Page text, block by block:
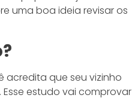
uma boa ideia revisar os
acredita que seu vizinho
estudo vai comprovar